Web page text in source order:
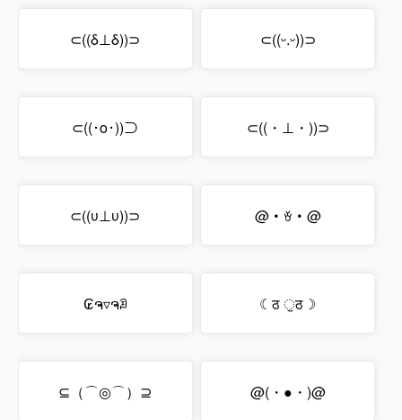
⊂((δ⊥δ))⊃ ⊂((ᵕ.ᵕ))⊃
⊂((･o･))⊃ ⊂((・⊥・))⊃
⊂((υ⊥υ))⊃ @・ꈊ・@
₢ຈ▿ຈꀣ ☾ठ ੁठ☽
⊆（⌒◎⌒）⊇ @(・●・)@